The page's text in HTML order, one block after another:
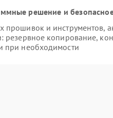
решение и
и инструментов,
резервное копирование,
при необходимости